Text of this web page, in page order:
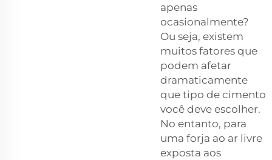
apenas
ocasionalmente?
Ou seja, existem
muitos fatores que
podem afetar
dramaticamente
que tipo de cimento
você deve escolher.
No entanto, para
uma forja ao ar livre
exposta aos